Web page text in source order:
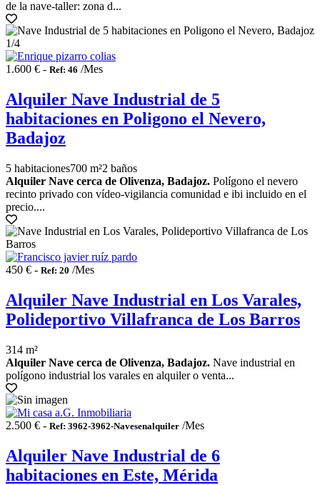
de la nave-taller: zona d...
1/4
1.600 € - Ref: 46 /Mes
Alquiler Nave Industrial de 5
habitaciones en Poligono el Nevero,
Badajoz
5 habitaciones700 m²2 baños
Alquiler Nave cerca de Olivenza, Badajoz. Polígono el nevero
recinto privado con vídeo-vigilancia comunidad e ibi incluido en el
precio....
450 € - Ref: 20 /Mes
Alquiler Nave Industrial en Los Varales,
Polideportivo Villafranca de Los Barros
314 m²
Alquiler Nave cerca de Olivenza, Badajoz. Nave industrial en
polígono industrial los varales en alquiler o venta...
2.500 € - Ref: 3962-3962-Navesenalquiler /Mes
Alquiler Nave Industrial de 6
habitaciones en Este, Mérida